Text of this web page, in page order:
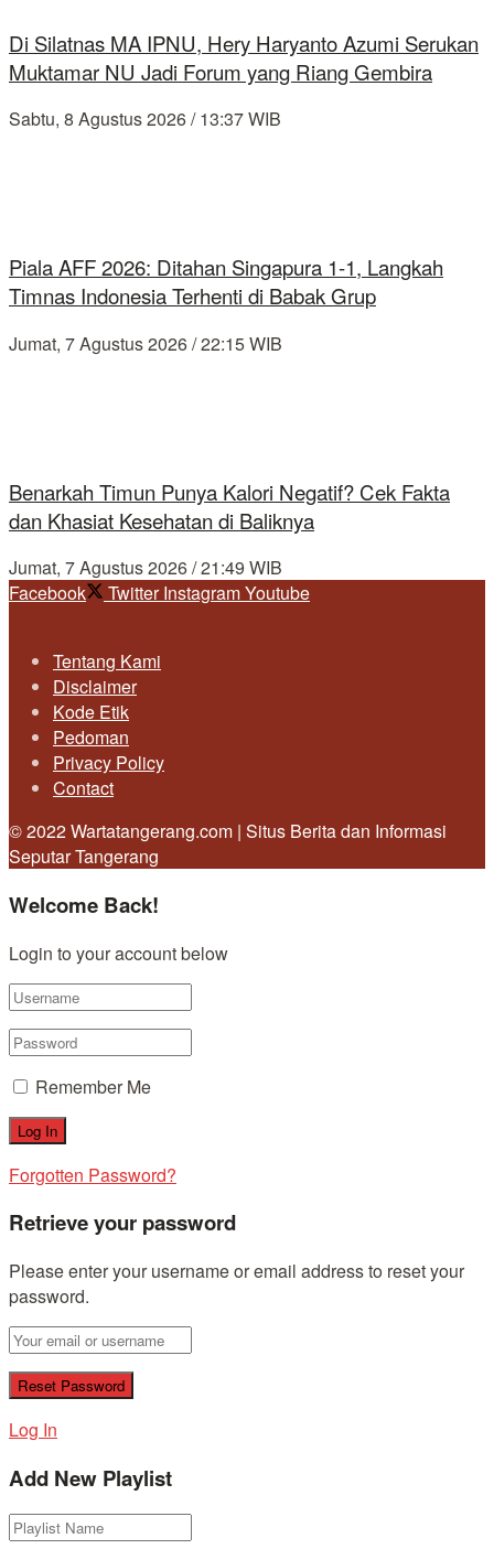
Di Silatnas MA IPNU, Hery Haryanto Azumi Serukan
Muktamar NU Jadi Forum yang Riang Gembira
Sabtu, 8 Agustus 2026 / 13:37 WIB
Piala AFF 2026: Ditahan Singapura 1-1, Langkah
Timnas Indonesia Terhenti di Babak Grup
Jumat, 7 Agustus 2026 / 22:15 WIB
Benarkah Timun Punya Kalori Negatif? Cek Fakta
dan Khasiat Kesehatan di Baliknya
Jumat, 7 Agustus 2026 / 21:49 WIB
Facebook
Twitter InstagramYoutube
Tentang Kami
Disclaimer
Kode Etik
Pedoman
Privacy Policy
Contact
© 2022 Wartatangerang.com | Situs Berita dan Informasi
Seputar Tangerang
Welcome Back!
Login to your account below
Remember Me
Forgotten Password?
Retrieve your password
Please enter your username or email address to reset your
password.
Log In
Add New Playlist